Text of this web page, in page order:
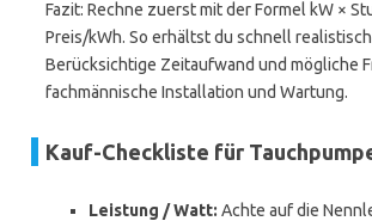
Fazit: Rechne zuerst mit der Formel kW ×
Preis/kWh. So erhältst du schnell
Berücksichtige Zeitaufwand und mögliche
fachmännische Installation und Wartung.
Kauf-Checkliste für
Leistung / Watt: Achte auf die